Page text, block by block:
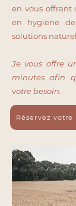
en vous offrant
en hygiène
solutions
Je vous offre
minutes afin
votre besoin.
Réservez